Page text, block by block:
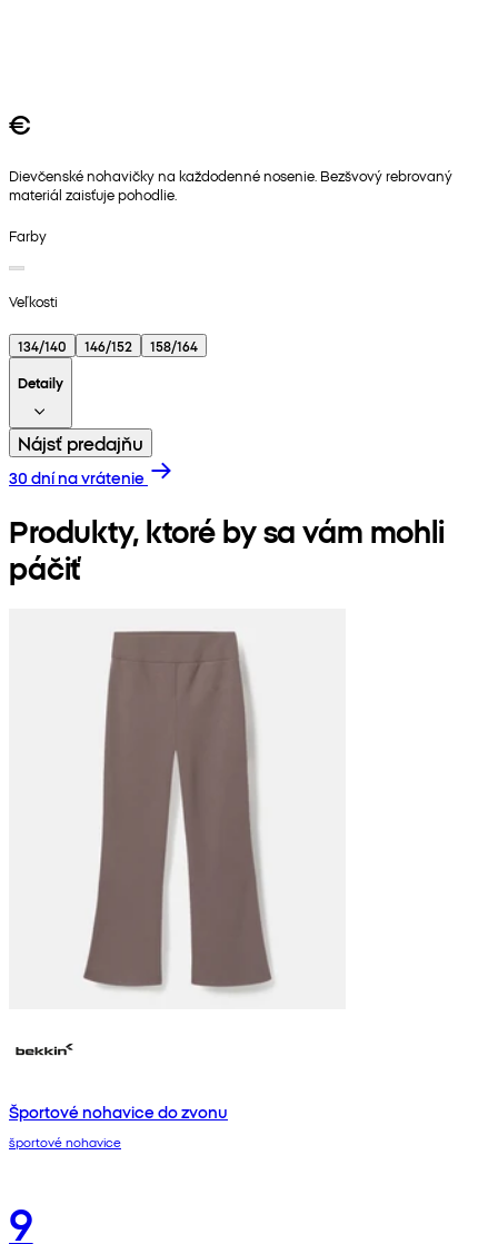
€
Dievčenské nohavičky na každodenné nosenie. Bezšvový rebrovaný
materiál zaisťuje pohodlie.
Farby
Veľkosti
134/140 146/152
158/164
Detaily
Nájsť predajňu
30 dní na vrátenie
Produkty, ktoré by sa vám mohli
páčiť
Športové nohavice do zvonu
športové nohavice
9